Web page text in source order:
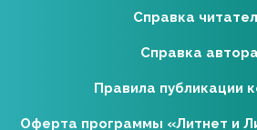
Справка
Справка
Правила публикации
Оферта программы «Литнет и